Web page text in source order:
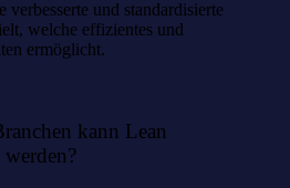
und standardisierte
welche effizientes und
ermöglicht.
kann Lean
werden?